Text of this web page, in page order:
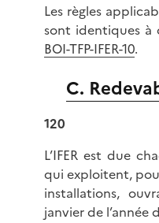
Les règles
sont identiques à
BOI-TFP-IFER-10.
C.
120
L’IFER est due
qui exploitent,
installations,
janvier de l’année